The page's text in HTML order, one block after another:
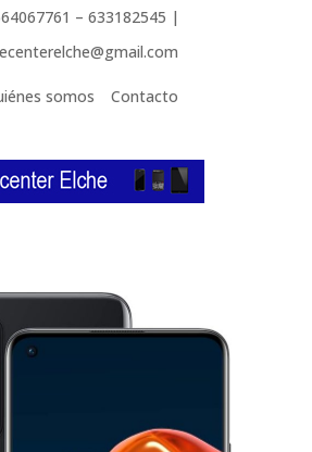
– 633182545 |
somos Contacto